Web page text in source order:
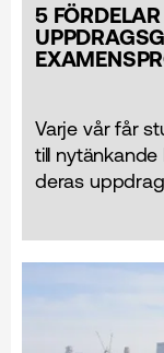
5
Varje vår får
till nytänkande
deras